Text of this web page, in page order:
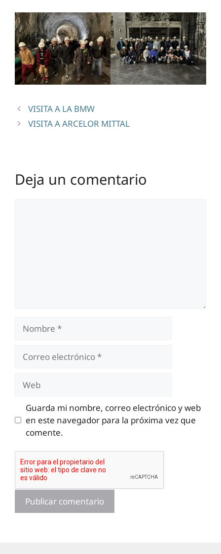
VISITA A LA BMW
VISITA A ARCELOR MITTAL
Deja un comentario
Nombre
Correo
electrónico
Guarda mi nombre, correo electrónico y web
en este navegador para la próxima vez que
comente.